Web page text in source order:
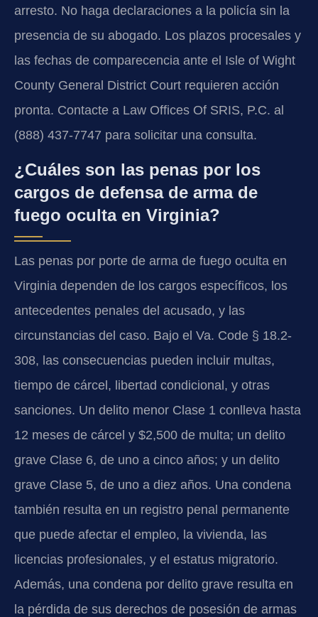
arresto. No haga declaraciones a la policía sin la
presencia de su abogado. Los plazos procesales y
las fechas de comparecencia ante el Isle of Wight
County General District Court requieren acción
pronta. Contacte a Law Offices Of SRIS, P.C. al
(888) 437-7747 para solicitar una consulta.
¿Cuáles son las penas por los
cargos de defensa de arma de
fuego oculta en Virginia?
Las penas por porte de arma de fuego oculta en
Virginia dependen de los cargos específicos, los
antecedentes penales del acusado, y las
circunstancias del caso. Bajo el Va. Code § 18.2-
308, las consecuencias pueden incluir multas,
tiempo de cárcel, libertad condicional, y otras
sanciones. Un delito menor Clase 1 conlleva hasta
12 meses de cárcel y $2,500 de multa; un delito
grave Clase 6, de uno a cinco años; y un delito
grave Clase 5, de uno a diez años. Una condena
también resulta en un registro penal permanente
que puede afectar el empleo, la vivienda, las
licencias profesionales, y el estatus migratorio.
Además, una condena por delito grave resulta en
la pérdida de sus derechos de posesión de armas